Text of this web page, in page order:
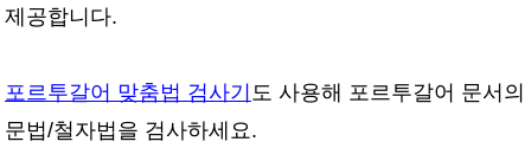
제공합니다.
포르투갈어 맞춤법 검사기 도 사용해 포르투갈어 문서의
문법/철자법을 검사하세요.